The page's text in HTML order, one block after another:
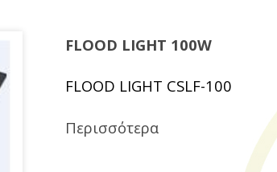
FLOOD LIGHT 100W
FLOOD LIGHT CSLF-100
Περισσότερα